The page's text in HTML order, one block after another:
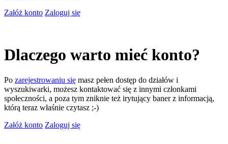
Załóż konto Zaloguj się
Dlaczego warto mieć konto?
Po zarejestrowaniu się masz pełen dostęp do działów i
wyszukiwarki, możesz kontaktować się z innymi członkami
społeczności, a poza tym zniknie też irytujący baner z informacją,
którą teraz właśnie czytasz ;-)
Załóż konto Zaloguj się